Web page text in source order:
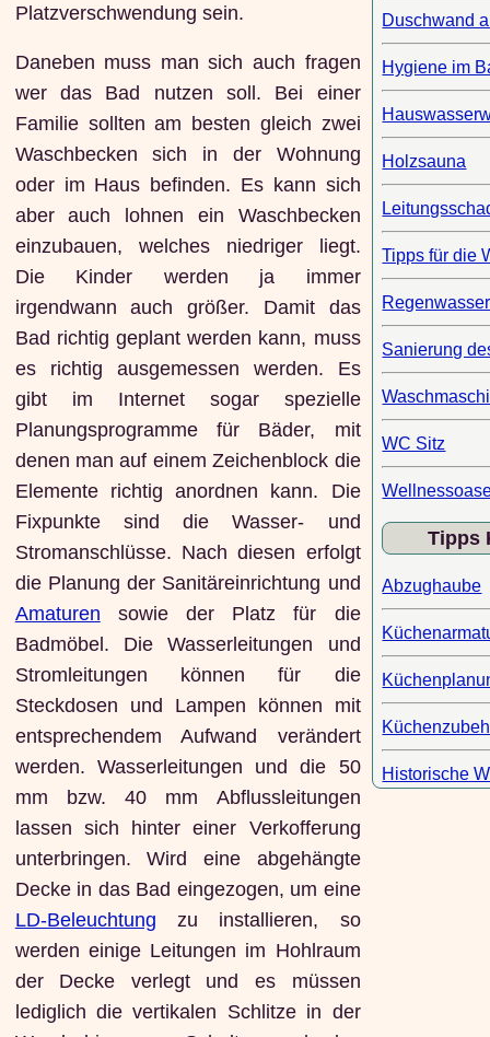
Platzverschwendung sein.
Daneben muss man sich auch fragen
wer das Bad nutzen soll. Bei einer
Familie sollten am besten gleich zwei
Waschbecken sich in der Wohnung
oder im Haus befinden. Es kann sich
aber auch lohnen ein Waschbecken
einzubauen, welches niedriger liegt.
Die Kinder werden ja immer
irgendwann auch größer. Damit das
Bad richtig geplant werden kann, muss
es richtig ausgemessen werden. Es
gibt im Internet sogar spezielle
Planungsprogramme für Bäder, mit
denen man auf einem Zeichenblock die
Elemente richtig anordnen kann. Die
Fixpunkte sind die Wasser- und
Stromanschlüsse. Nach diesen erfolgt
die Planung der Sanitäreinrichtung und
Amaturen sowie der Platz für die
Badmöbel. Die Wasserleitungen und
Stromleitungen können für die
Steckdosen und Lampen können mit
entsprechendem Aufwand verändert
werden. Wasserleitungen und die 50
mm bzw. 40 mm Abflussleitungen
lassen sich hinter einer Verkofferung
unterbringen. Wird eine abgehängte
Decke in das Bad eingezogen, um eine
LD-Beleuchtung zu installieren, so
werden einige Leitungen im Hohlraum
der Decke verlegt und es müssen
lediglich die vertikalen Schlitze in der
Duschwand
Hygiene im
Holzsauna
Tipps für die
Regenwasser
Sanierung
WC Sitz
Tipps
Abzughaube
Historische